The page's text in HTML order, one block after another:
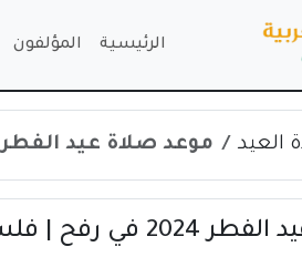
الرئيسية المؤلفون
العيد موعد صلاة عيد الفطر 2024 في رفح | فلسطين
في رفح | فلسطين